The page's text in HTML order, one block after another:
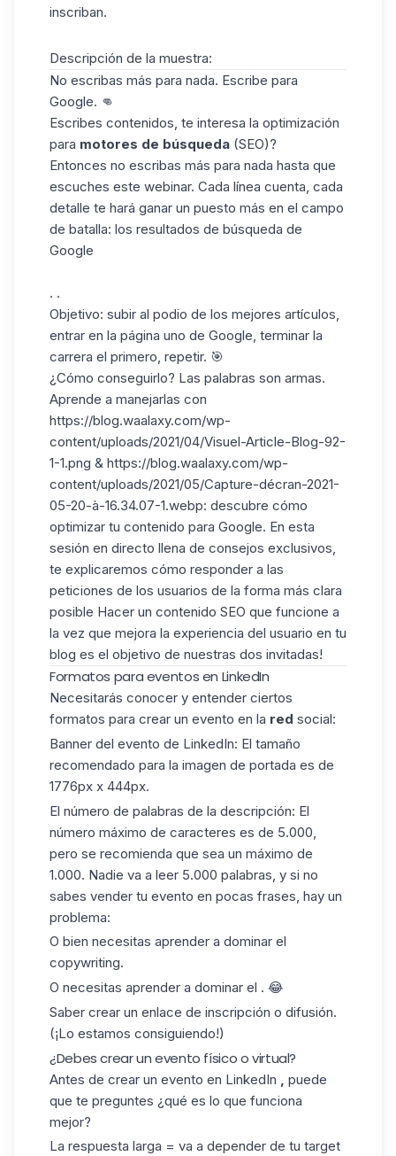
inscriban.
Descripción de la muestra:
No escribas más para nada. Escribe para
Google. 👊
Escribes contenidos, te interesa la optimización
para motores de búsqueda (SEO)?
Entonces no escribas más para nada hasta que
escuches este webinar. Cada línea cuenta, cada
detalle te hará ganar un puesto más en el campo
de batalla: los resultados de búsqueda de
Google
. .
Objetivo: subir al podio de los mejores artículos,
entrar en la página uno de Google, terminar la
carrera el primero, repetir. 🎯
¿Cómo conseguirlo? Las palabras son armas.
Aprende a manejarlas con
https://blog.waalaxy.com/wp-
content/uploads/2021/04/Visuel-Article-Blog-92-
1-1.png & https://blog.waalaxy.com/wp-
content/uploads/2021/05/Capture-décran-2021-
05-20-à-16.34.07-1.webp: descubre cómo
optimizar tu contenido para Google. En esta
sesión en directo llena de consejos exclusivos,
te explicaremos cómo responder a las
peticiones de los usuarios de la forma más clara
posible Hacer un contenido SEO que funcione a
la vez que mejora la experiencia del usuario en tu
blog es el objetivo de nuestras dos invitadas!
Formatos para eventos en LinkedIn
Necesitarás conocer y entender ciertos
formatos para crear un evento en la red social:
Banner del evento de LinkedIn: El tamaño
recomendado para la imagen de portada es de
1776px x 444px.
El número de palabras de la descripción: El
número máximo de caracteres es de 5.000,
pero se recomienda que sea un máximo de
1.000. Nadie va a leer 5.000 palabras, y si no
sabes vender tu evento en pocas frases, hay un
problema:
O bien necesitas aprender a dominar el
copywriting.
O necesitas aprender a dominar el . 😂
Saber crear un enlace de inscripción o difusión.
(¡Lo estamos consiguiendo!)
¿Debes crear un evento físico o virtual?
Antes de crear un evento en LinkedIn
puede
que te preguntes ¿qué es lo que funciona
mejor?
La respuesta larga = va a depender de tu target